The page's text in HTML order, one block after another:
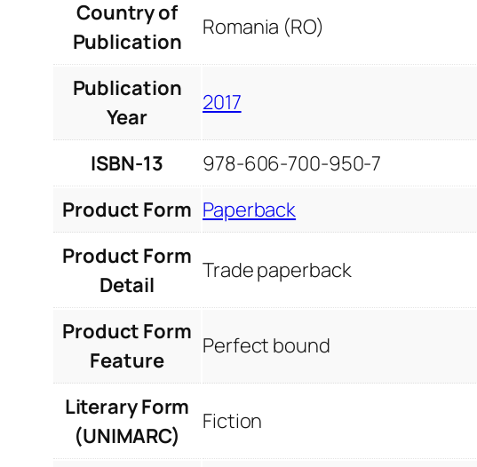
Country of
Publication
Romania (RO)
Publication
Year
2017
ISBN-13
978-606-700-950-7
Product Form Paperback
Product Form
Detail
Trade paperback
Product Form
Feature
Perfect bound
Literary Form
(UNIMARC)
Fiction